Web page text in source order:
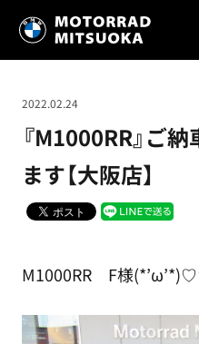
『M1000RR』ご
ます【大阪店】
2022.02.24
M1000RR F様